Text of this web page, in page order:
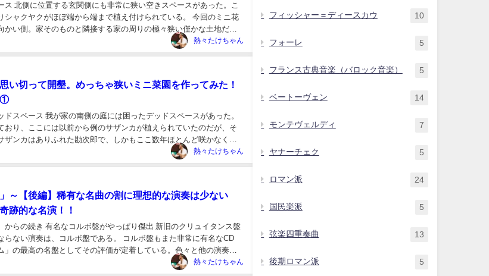
ス 北側に位置する玄関側にも非常に狭い空きスペースがあった。こ
シャクヤクがほぼ端から端まで植え付けられている。 今回のミニ花
かい側。家そのものと隣接する家の周りの極々狭い僅かな土地だ。
竜川で拾ってきた大きな水石が置か...
熱々たけちゃん
い切って開墾。めっちゃ狭いミニ菜園を作ってみた！
①
ドスペース 我が家の南側の庭には困ったデッドスペースがあった。
おり、ここには以前から例のサザンカが植えられていたのだが、そ
ザンカはありふれた勘次郎で、しかもここ数年ほとんど咲かなくな
の鋭角部分が正にデッドスペースで...
熱々たけちゃん
～【後編】稀有な名曲の割に理想的な演奏は少ない
跡的な名演！！
からの続き 有名なコルボ盤がやっぱり傑出 新旧のクリュイタンス盤
らない演奏は、コルボ盤である。 コルボ盤もまた非常に有名なCD
」の最高の名盤としてその評価が定着している。色々と他の演奏を
ルボ盤に行き着いてしまう。 ...
熱々たけちゃん
フィッシャー＝ディースカウ 10
フォーレ 5
フランス古典音楽（バロック音楽） 5
ベートーヴェン 14
モンテヴェルディ 7
ヤナーチェク 5
ロマン派 24
国民楽派 5
弦楽四重奏曲 13
後期ロマン派 5